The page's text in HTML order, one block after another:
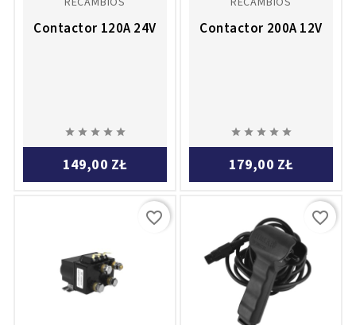
Contactor 120A 24V
    
149,00 ZŁ
Contactor 200A 12V
    
179,00 ZŁ
favorite_border favorite_border